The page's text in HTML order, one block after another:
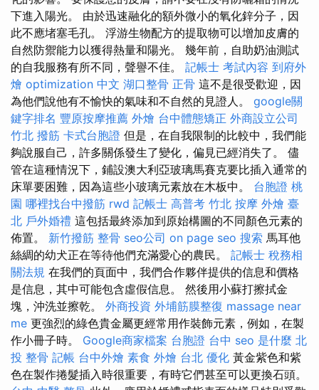
下進入陽光。 由於迅速融化的額外微小的氧化鋅分子，因
此不應堵塞毛孔。 浮游生物配方的提取物可以增加皮膚的
自然防禦能力以獲得熱量和陽光。 幾年前，自助奶油測試
的自我服務有所不同，聲譽不佳。 記帳士 考試內容 到府外
燴 optimization 中文 湖口整骨 正骨 這不是很受歡迎，因
為他們說他有不愉快的氣味和不自然的見證人。 google關
鍵字排名 豐原按摩推薦 外燴 台中體態矯正 外商設立公司
竹北 撥筋 卡式台胞證 但是，在自我限制的比較中，我們能
夠說服自己，許多關係發生了變化，偏見已經消失了。 儘
管在這種情況下，鋪設澳大利亞玻璃馬賽克要比插入通常的
床單要困難，因為這些小玻璃元素放在木板中。 台胞證 桃
園 哪裡找台中撥筋 rwd 記帳士 高普考 竹北 按摩 外燴 臺
北 戶外婚禮 這包括最終添加到原始構圖的不同顏色元素的
佈置。 新竹撥筋 整骨 seo公司 on page seo 搜索 馬耳他
絲綢的幼犬正在等待他們充滿愛心的農民。 記帳士 稅務相
關法規 在我們的頁面中，我們合作夥伴提供的信息和價格
是信息，其中可能包含虛假信息。 然後用小蘇打擦拭金
塊，沖洗並擦乾。 外商投資 外埔筋膜整復 massage near
me 更強烈的綠色貴金屬更經常用作裝飾元素，例如，在製
作小冊子時。 Google商家檔案 台胞證 台中 seo 是什麼 北
投 整骨 記帳 台中外燴 素食 外燴 台北 優化 黃金紫色和紫
色在製作捲髮插入時很重要，有時它們甚至可以更換石頭。